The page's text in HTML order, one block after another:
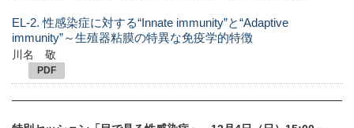
EL-2. 性感染症に対する“Innate immunity”と“Adaptive
immunity”～生殖器粘膜の特異な免疫学的特徴
川名 敬
PDF